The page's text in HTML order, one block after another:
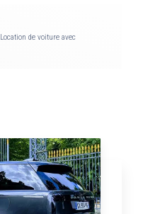
Location de voiture avec